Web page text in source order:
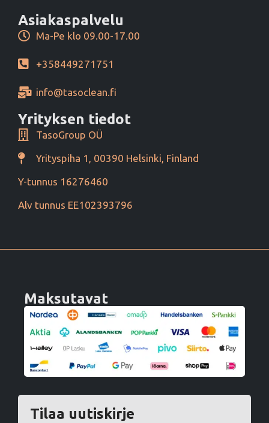
Asiakaspalvelu
Ma-Pe klo 09.00-17.00
+358449271751
info@tasoclean.fi
Yrityksen tiedot
TasoGroup OÜ
Yrityspiha 1, 00390 Helsinki, Finland
Y-tunnus 16276460
Alv tunnus EE102393796
Maksutavat
Tilaa uutiskirje